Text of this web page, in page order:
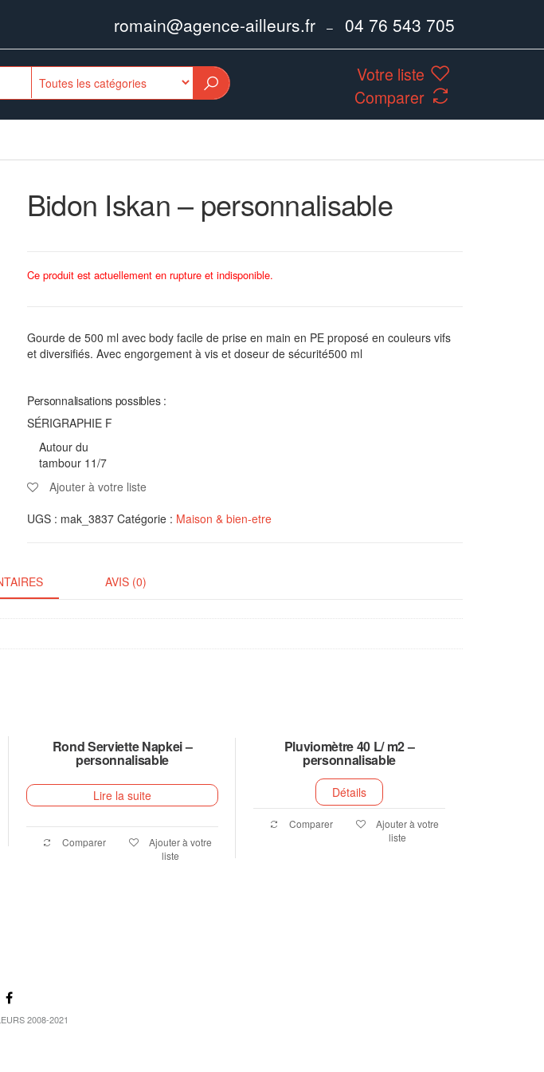
romain@agence-ailleurs.fr – 04 76 543 705
Votre liste
Comparer
Bidon Iskan – personnalisable
Ce produit est actuellement en rupture et indisponible.
Gourde de 500 ml avec body facile de prise en main en PE proposé en couleurs vifs
et diversifiés. Avec engorgement à vis et doseur de sécurité500 ml
Personnalisations possibles :
SÉRIGRAPHIE F
Autour du
tambour 11/7
Ajouter à votre liste
UGS : mak_3837 Catégorie : Maison & bien-etre
AVIS (0)
Rond Serviette Napkei –
personnalisable
Lire la suite
Comparer
Ajouter à votre
liste
Pluviomètre 40 L/ m2 –
personnalisable
Détails
Comparer
Ajouter à votre
liste
2008-2021